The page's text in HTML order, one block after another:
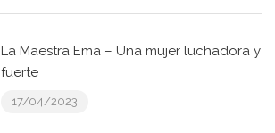
La Maestra Ema – Una mujer luchadora y
fuerte
17/04/2023